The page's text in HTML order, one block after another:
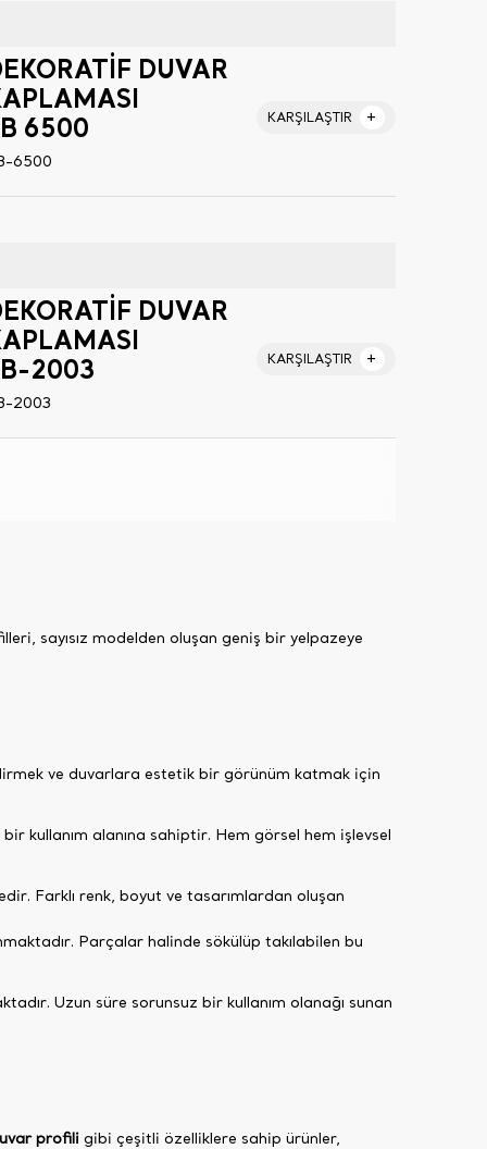
DUVAR
6500
6500
KARŞILAŞTIR
DUVAR
2003
2003
KARŞILAŞTIR
sayısız modelden oluşan geniş bir yelpazeye
ve duvarlara estetik bir görünüm katmak için
kullanım alanına sahiptir. Hem görsel hem işlevsel
Farklı renk, boyut ve tasarımlardan oluşan
Parçalar halinde sökülüp takılabilen bu
Uzun süre sorunsuz bir kullanım olanağı sunan
profili gibi çeşitli özelliklere sahip ürünler,